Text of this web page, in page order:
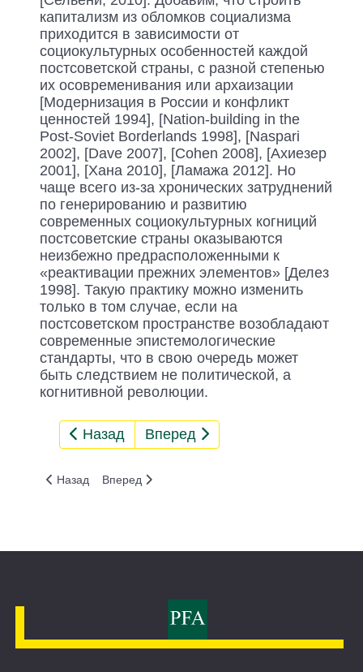
капитализм из обломков социализма
приходится в зависимости от
социокультурных особенностей каждой
постсоветской страны, с разной степенью
их осовременивания или архаизации
[Модернизация в России и конфликт
ценностей 1994], [Nation-building in the
Post-Soviet Borderlands 1998], [Naspari
2002], [Dave 2007], [Cohen 2008], [Ахиезер
2001], [Хана 2010], [Ламажа 2012]. Но
чаще всего из-за хронических затруднений
по генерированию и развитию
современных социокультурных когниций
постсоветские страны оказываются
неизбежно предрасположенными к
«реактивации прежних элементов» [Делез
1998]. Такую практику можно изменить
только в том случае, если на
постсоветском пространстве возобладают
современные эпистемологические
стандарты, что в свою очередь может
быть следствием не политической, а
когнитивной революции.
Назад Вперед
Предыдущий: 1. Типы общественных систем
Назад Следующий: Литература
Вперед